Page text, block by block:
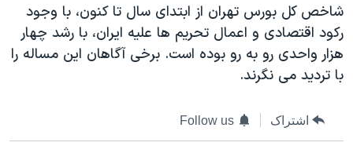
شاخص کل بورس تهران از ابتدای سال تا کنون، با وجود
رکود اقتصادی و اعمال تحریم ها علیه ایران، با رشد چهار
هزار واحدی رو به رو بوده است. برخی آگاهان این مساله را
با ترديد می نگرند.
اشتراک Follow us